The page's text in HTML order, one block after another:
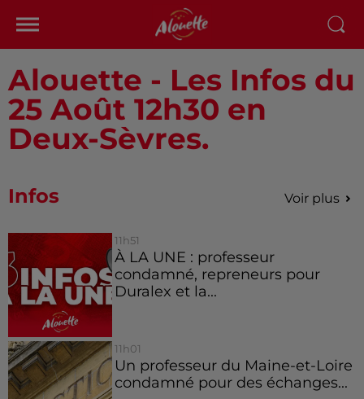
Alouette - Les Infos du
25 Août 12h30 en
Deux-Sèvres.
Infos Voir plus
11h51
À LA UNE : professeur
condamné, repreneurs pour
Duralex et la...
11h01
Un professeur du Maine-et-Loire
condamné pour des échanges...